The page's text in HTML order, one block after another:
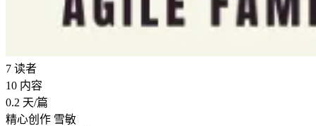
7 读者
10 内容
0.2 天/篇
精心创作 雪敏